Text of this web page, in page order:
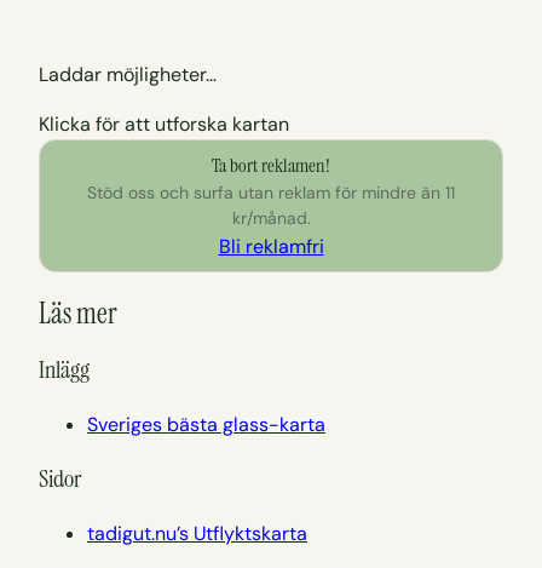
Laddar möjligheter…
Klicka för att utforska kartan
Ta bort reklamen!
Stöd oss och surfa utan reklam för mindre än 11
kr/månad.
Bli reklamfri
Läs mer
Inlägg
Sveriges bästa glass-karta
Sidor
tadigut.nu’s Utflyktskarta